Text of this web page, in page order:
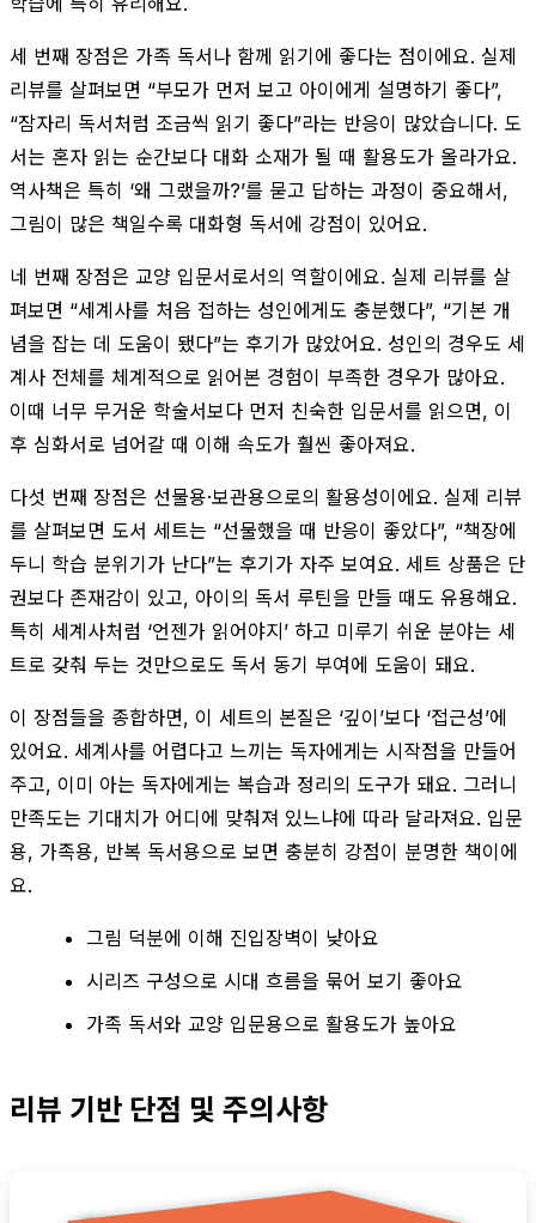
세 번째 장점은 가족 독서나 함께 읽기에 좋다는 점이에요. 실제
리뷰를 살펴보면 “부모가 먼저 보고 아이에게 설명하기 좋다”,
“잠자리 독서처럼 조금씩 읽기 좋다”라는 반응이 많았습니다. 도
서는 혼자 읽는 순간보다 대화 소재가 될 때 활용도가 올라가요.
역사책은 특히 ‘왜 그랬을까?’를 묻고 답하는 과정이 중요해서,
그림이 많은 책일수록 대화형 독서에 강점이 있어요.
네 번째 장점은 교양 입문서로서의 역할이에요. 실제 리뷰를 살
펴보면 “세계사를 처음 접하는 성인에게도 충분했다”, “기본 개
념을 잡는 데 도움이 됐다”는 후기가 많았어요. 성인의 경우도 세
계사 전체를 체계적으로 읽어본 경험이 부족한 경우가 많아요.
이때 너무 무거운 학술서보다 먼저 친숙한 입문서를 읽으면, 이
후 심화서로 넘어갈 때 이해 속도가 훨씬 좋아져요.
다섯 번째 장점은 선물용·보관용으로의 활용성이에요. 실제 리뷰
를 살펴보면 도서 세트는 “선물했을 때 반응이 좋았다”, “책장에
두니 학습 분위기가 난다”는 후기가 자주 보여요. 세트 상품은 단
권보다 존재감이 있고, 아이의 독서 루틴을 만들 때도 유용해요.
특히 세계사처럼 ‘언젠가 읽어야지’ 하고 미루기 쉬운 분야는 세
트로 갖춰 두는 것만으로도 독서 동기 부여에 도움이 돼요.
이 장점들을 종합하면, 이 세트의 본질은 ‘깊이’보다 ‘접근성’에
있어요. 세계사를 어렵다고 느끼는 독자에게는 시작점을 만들어
주고, 이미 아는 독자에게는 복습과 정리의 도구가 돼요. 그러니
만족도는 기대치가 어디에 맞춰져 있느냐에 따라 달라져요. 입문
용, 가족용, 반복 독서용으로 보면 충분히 강점이 분명한 책이에
요.
그림 덕분에 이해 진입장벽이 낮아요
시리즈 구성으로 시대 흐름을 묶어 보기 좋아요
가족 독서와 교양 입문용으로 활용도가 높아요
리뷰 기반 단점 및 주의사항